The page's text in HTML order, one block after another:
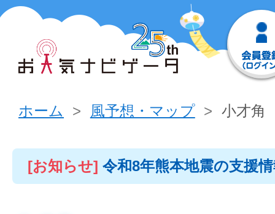
ホーム 風予想・マップ 小才角
[お知らせ] 令和8年熊本地震の支援